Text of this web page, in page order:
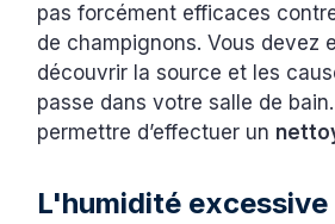
pas forcément efficaces
de champignons. Vous devez
découvrir la source et les
passe dans votre salle de
permettre d’effectuer un
L'humidité